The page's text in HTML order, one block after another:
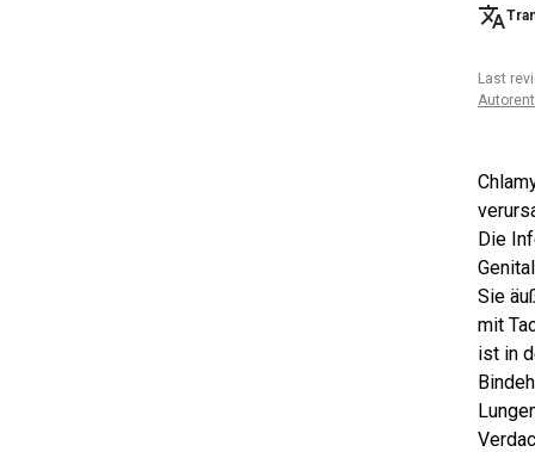
Last
Die
Sie
mit
ist in